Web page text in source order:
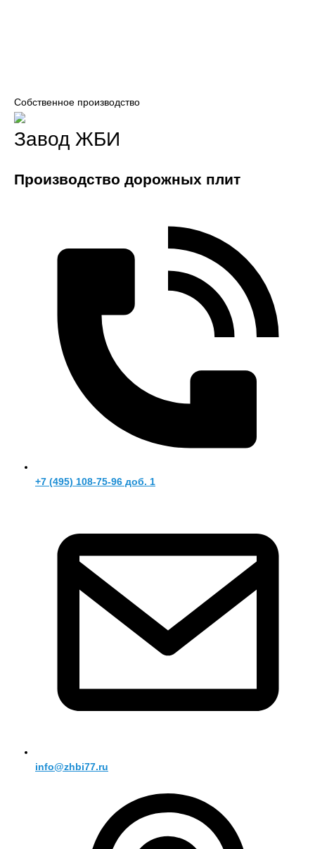
Собственное производство
Завод ЖБИ
Производство дорожных плит
+7 (495) 108-75-96 доб. 1
info@zhbi77.ru